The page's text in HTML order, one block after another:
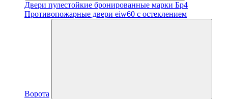
Двери пулестойкие бронированные марки Бр4
Противопожарные двери eiw60 с остеклением
Ворота